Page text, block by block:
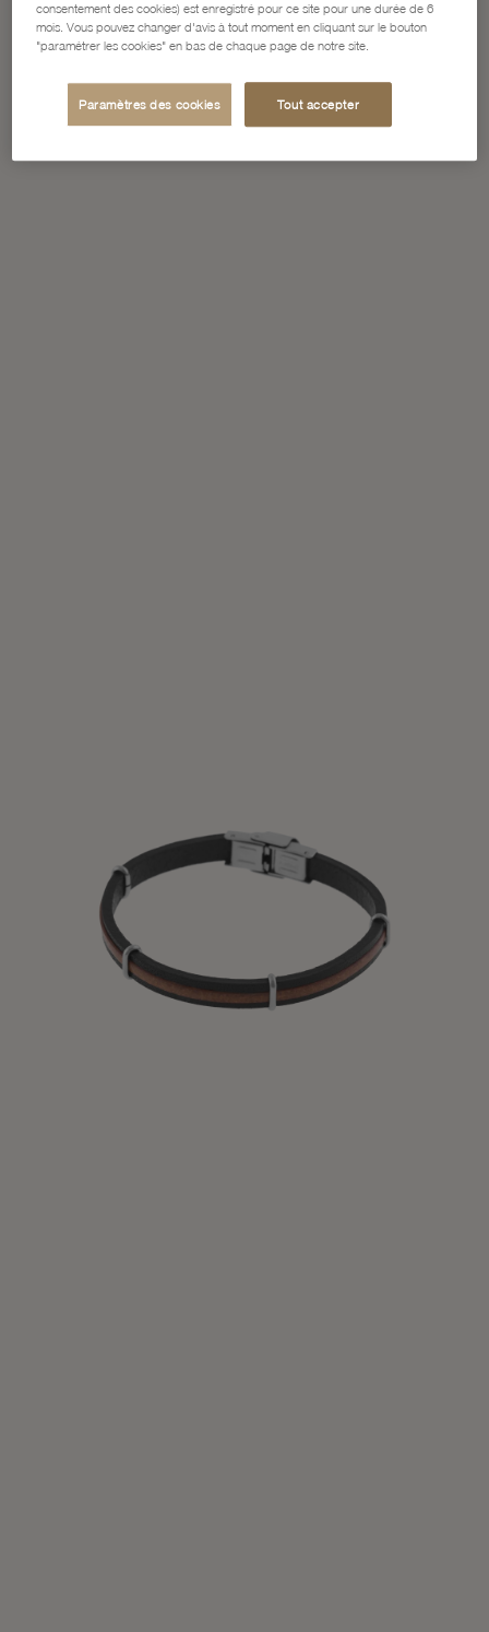
consentement des cookies) est enregistré pour ce site pour une durée de 6
mois. Vous pouvez changer d'avis à tout moment en cliquant sur le bouton
"paramétrer les cookies" en bas de chaque page de notre site.
Paramètres des cookies Tout accepter